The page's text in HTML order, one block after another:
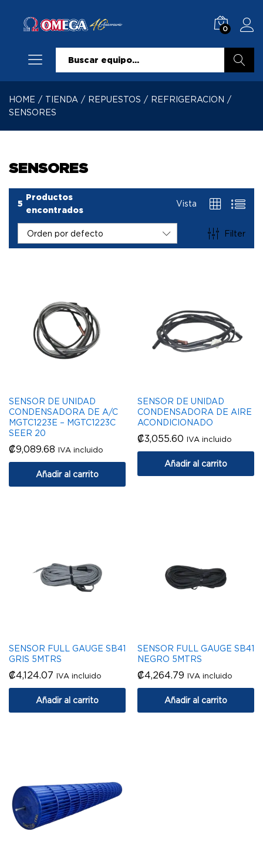
0
HOME / TIENDA / REPUESTOS / REFRIGERACION /
SENSORES
SENSORES
5
Productos
encontrados
Vista
Filter
Orden por defecto
SENSOR DE UNIDAD
CONDENSADORA DE A/C
MGTC1223E – MGTC1223C
SEER 20
₡9,089.68 IVA incluido
Añadir al carrito
SENSOR DE UNIDAD
CONDENSADORA DE AIRE
ACONDICIONADO
₡3,055.60 IVA incluido
Añadir al carrito
SENSOR FULL GAUGE SB41
GRIS 5MTRS
₡4,124.07 IVA incluido
Añadir al carrito
SENSOR FULL GAUGE SB41
NEGRO 5MTRS
₡4,264.79 IVA incluido
Añadir al carrito